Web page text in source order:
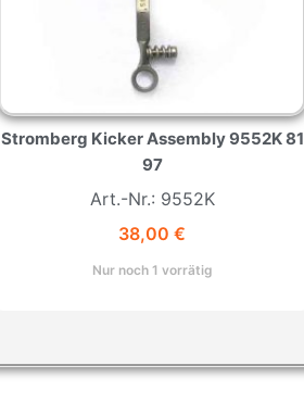
Stromberg Kicker Assembly 9552K 81
97
Art.-Nr.: 9552K
38,00 €
Nur noch 1 vorrätig